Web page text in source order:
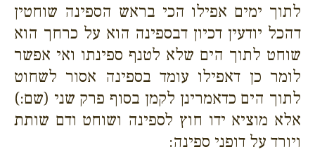
לתוך ימים אפילו הכי בראש הספינה שוחטין
דהכל יודעין דכיון דבספינה הוא על כרחך הוא
שוחט לתוך הים שלא לטנף ספינתו ואי אפשר
לומר כן דאפילו עומד בספינה אסור לשחוט
לתוך הים כדאמרינן לקמן בסוף פרק שני (שם:)
אלא מוציא ידו חוץ לספינה ושוחט ודם שותת
ויורד על דופני ספינה: